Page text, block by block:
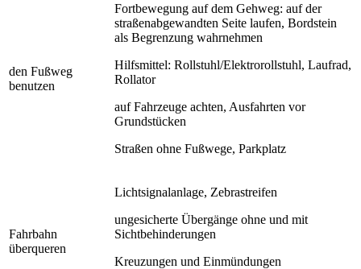
den Fußweg
benutzen
Fortbewegung auf dem Gehweg: auf der
straßenabgewandten Seite laufen, Bordstein
als Begrenzung wahrnehmen
Hilfsmittel: Rollstuhl/Elektrorollstuhl, Laufrad,
Rollator
auf Fahrzeuge achten, Ausfahrten vor
Grundstücken
Straßen ohne Fußwege, Parkplatz
Fahrbahn
überqueren
Lichtsignalanlage, Zebrastreifen
ungesicherte Übergänge ohne und mit
Sichtbehinderungen
Kreuzungen und Einmündungen